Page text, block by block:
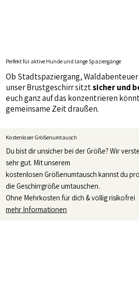
Perfekt für aktive Hunde und lange Spaziergänge
Ob Stadtspaziergang,
unser Brustgeschirr sitztsicher und
euch ganz auf das konzentrieren
gemeinsame Zeit draußen.
Kostenloser Größenumtausch
Du bist dir unsicher bei der Größe? Wir
sehr gut. Mit unserem
kostenlosen Größenumtausch kannst du
die Geschirrgröße umtauschen.
Ohne Mehrkosten für dich & völlig risikofrei
mehr Informationen